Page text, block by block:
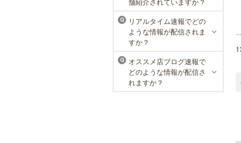
メニューをご用意。お得な体験コー
Q
リアルタイム速報でどの
ような情報が配信されま
すか？
Q
オススメ店ブログ速報で
どのような情報が配信さ
れますか？